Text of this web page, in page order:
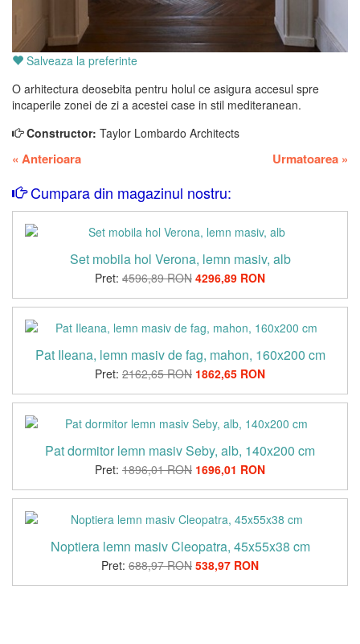
Salveaza la preferinte
O arhitectura deosebita pentru holul ce asigura accesul spre
incaperile zonei de zi a acestei case in stil mediteranean.
Constructor: Taylor Lombardo Architects
« Anterioara Urmatoarea »
Cumpara din magazinul nostru:
Set mobila hol Verona, lemn masiv, alb
Pret: 4596,89 RON 4296,89 RON
Pat Ileana, lemn masiv de fag, mahon, 160x200 cm
Pret: 2162,65 RON 1862,65 RON
Pat dormitor lemn masiv Seby, alb, 140x200 cm
Pret: 1896,01 RON 1696,01 RON
Noptiera lemn masiv Cleopatra, 45x55x38 cm
Pret: 688,97 RON 538,97 RON